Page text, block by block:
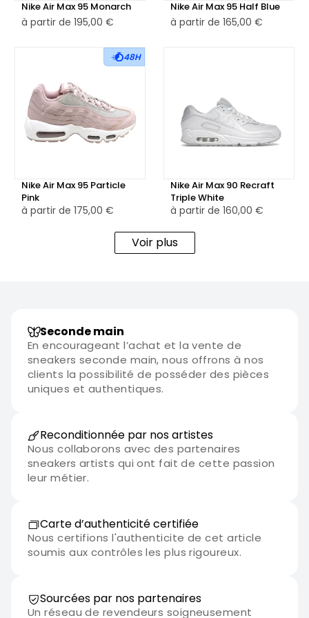
ou sportive.
👕Que ce soit pour un look décontracté ou pour compléter
une tenue urbaine élégante, la Nike Air Max 95 Triple White
est une option polyvalente qui combine style classique et
performances modernes. Elle est idéale pour ceux qui
recherchent une sneaker confortable et stylée, adaptée à
toutes les occasions.
Nike Air Max 95 Monarch
à partir de 195,00 €
Nike Air Max 95 Half Blue
à partir de 165,00 €
48H
Nike Air Max 95 Particle
Pink
à partir de 175,00 €
Nike Air Max 90 Recraft
Triple White
à partir de 160,00 €
Voir plus
Seconde main
En encourageant l’achat et la vente de
sneakers seconde main, nous offrons à nos
clients la possibilité de posséder des pièces
uniques et authentiques.
Reconditionnée par nos artistes
Nous collaborons avec des partenaires
sneakers artists qui ont fait de cette passion
leur métier.
Carte d’authenticité certifiée
Nous certifions l'authenticite de cet article
soumis aux contrôles les plus rigoureux.
Sourcées par nos partenaires
Un réseau de revendeurs soigneusement